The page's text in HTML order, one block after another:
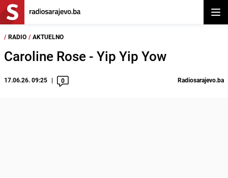
/ RADIO / AKTUELNO
Caroline Rose - Yip Yip Yow
17.06.26. 09:25 0 Radiosarajevo.ba